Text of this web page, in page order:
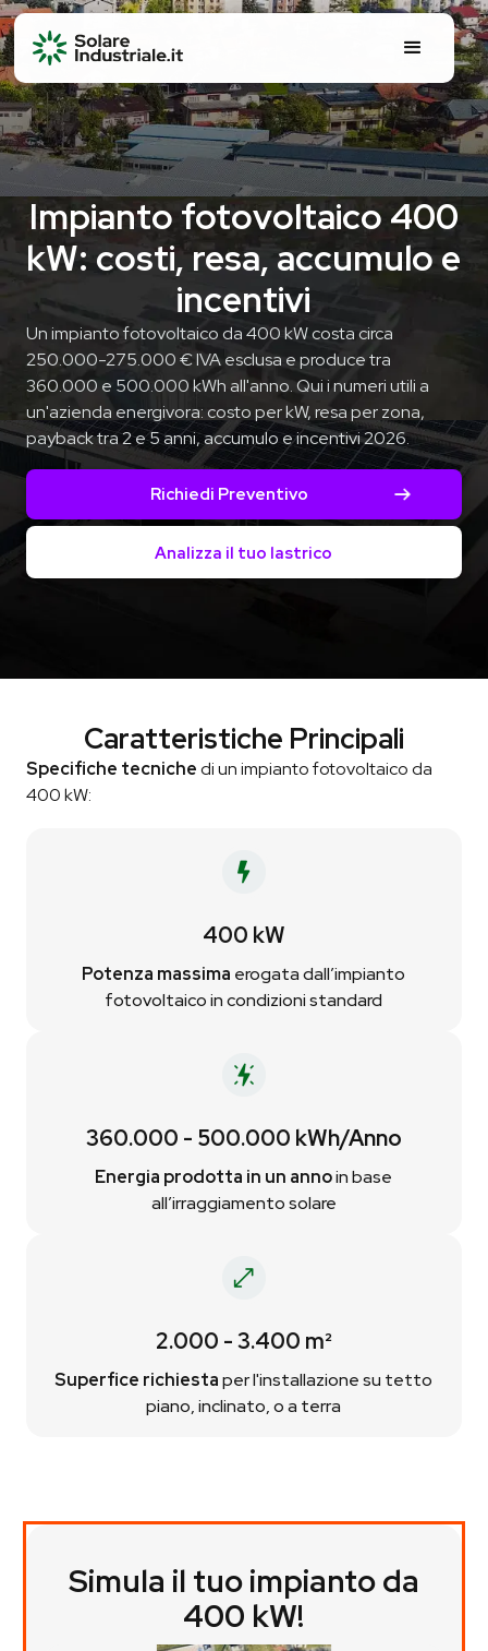
Impianto fotovoltaico 400
kW: costi, resa, accumulo e
incentivi
Un impianto fotovoltaico da 400 kW costa circa
250.000-275.000 € IVA esclusa e produce tra
360.000 e 500.000 kWh all'anno. Qui i numeri utili a
un'azienda energivora: costo per kW, resa per zona,
payback tra 2 e 5 anni, accumulo e incentivi 2026.
Richiedi Preventivo
Analizza il tuo lastrico
Caratteristiche Principali
Specifiche tecnichedi un impianto fotovoltaico da
400 kW:
400 kW
Potenza massima erogata dall’impianto
fotovoltaico in condizioni standard
360.000 - 500.000 kWh/Anno
Energia prodotta in un annoin base
all’irraggiamento solare
2.000 - 3.400 m²
Superfice richiestaper l'installazione su tetto
piano, inclinato, o a terra
Simula il tuo impianto da
400 kW!